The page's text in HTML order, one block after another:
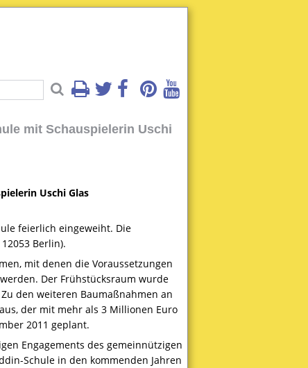
mit Schauspielerin Uschi
Uschi Glas
feierlich eingeweiht. Die
Berlin).
mit denen die Voraussetzungen
Der Frühstücksraum wurde
den weiteren Baumaßnahmen an
der mit mehr als 3 Millionen Euro
2011 geplant.
Engagements des gemeinnützigen
Schule in den kommenden Jahren